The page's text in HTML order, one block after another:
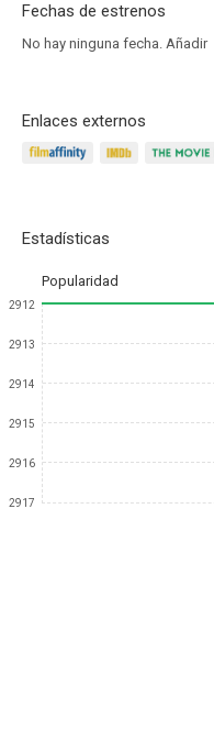
Fechas de estrenos
No hay ninguna fecha. Añadir
Enlaces externos
Estadísticas
Popularidad
2912
2913
2914
2915
2916
2917